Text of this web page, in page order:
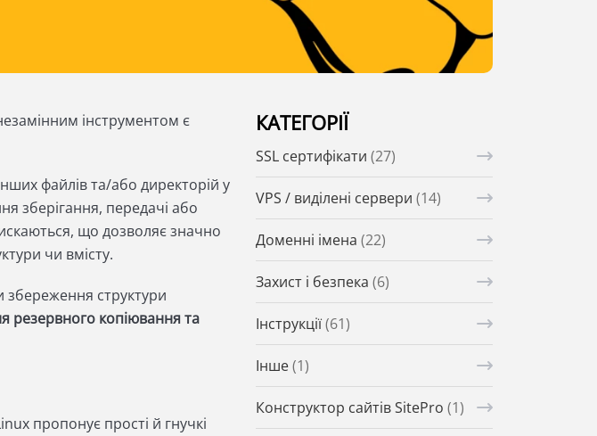
інструментом є
файлів та/або директорій у
зберігання, передачі або
що дозволяє значно
чи вмісту.
збереження структури
резервного копіювання та
пропонує прості й гнучкі
КАТЕГОРІЇ
SSL сертифікати (27)
VPS / виділені сервери (14)
Доменні імена (22)
Захист і безпека (6)
Інструкції(61)
Інше(1)
Конструктор сайтів SitePro (1)